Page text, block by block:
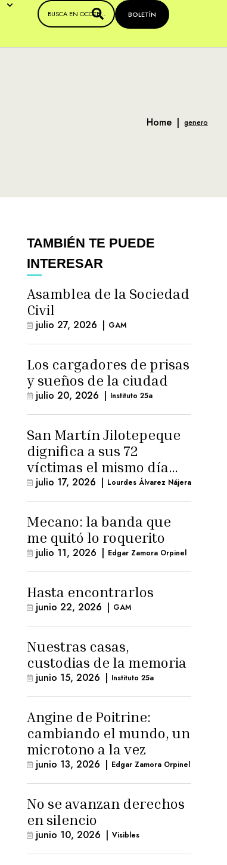
BOLETÍN
Home | genero
TAMBIÉN TE PUEDE
INTERESAR
Asamblea de la Sociedad
Civil
julio 27, 2026 | GAM
Los cargadores de prisas
y sueños de la ciudad
julio 20, 2026 | Instituto 25a
San Martín Jilotepeque
dignifica a sus 72
víctimas el mismo día
que Benedicto Lucas
logra arresto
domiciliario
julio 17, 2026 | Lourdes Álvarez Nájera
Mecano: la banda que
me quitó lo roquerito
julio 11, 2026 | Edgar Zamora Orpinel
Hasta encontrarlos
junio 22, 2026 | GAM
Nuestras casas,
custodias de la memoria
junio 15, 2026 | Instituto 25a
Angine de Poitrine:
cambiando el mundo, un
microtono a la vez
junio 13, 2026 | Edgar Zamora Orpinel
No se avanzan derechos
en silencio
junio 10, 2026 | Visibles